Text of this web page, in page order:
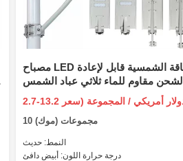
مصباح LED بالطاقة الشمسية قابل لإعادة
الشحن مقاوم للماء ثلاثي عباد الشمس
للديكور الخارجي وإضاءة العطلات هدية
الكريسماس مصباح حديقة
2.7-13.2 دولار أمريكي / المجموعة (سعر
10 مجموعات (موك)
النمط: حديث
درجة حرارة اللون: أبيض دافئ